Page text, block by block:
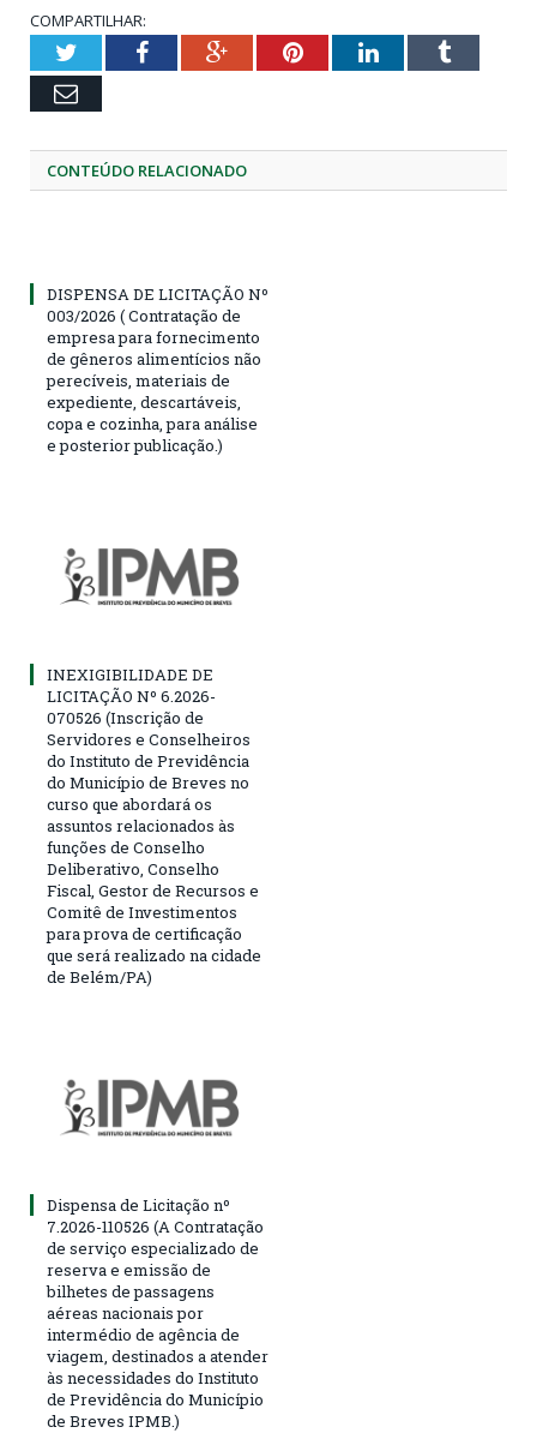
COMPARTILHAR:
TwitterFacebookGoogle+PinterestLinkedInTumblr
Email
CONTEÚDO RELACIONADO
DISPENSA DE LICITAÇÃO Nº
003/2026 ( Contratação de
empresa para fornecimento
de gêneros alimentícios não
perecíveis, materiais de
expediente, descartáveis,
copa e cozinha, para análise
e posterior publicação.)
INEXIGIBILIDADE DE
LICITAÇÃO Nº 6.2026-
070526 (Inscrição de
Servidores e Conselheiros
do Instituto de Previdência
do Município de Breves no
curso que abordará os
assuntos relacionados às
funções de Conselho
Deliberativo, Conselho
Fiscal, Gestor de Recursos e
Comitê de Investimentos
para prova de certificação
que será realizado na cidade
de Belém/PA)
Dispensa de Licitação nº
7.2026-110526 (A Contratação
de serviço especializado de
reserva e emissão de
bilhetes de passagens
aéreas nacionais por
intermédio de agência de
viagem, destinados a atender
às necessidades do Instituto
de Previdência do Município
de Breves IPMB.)